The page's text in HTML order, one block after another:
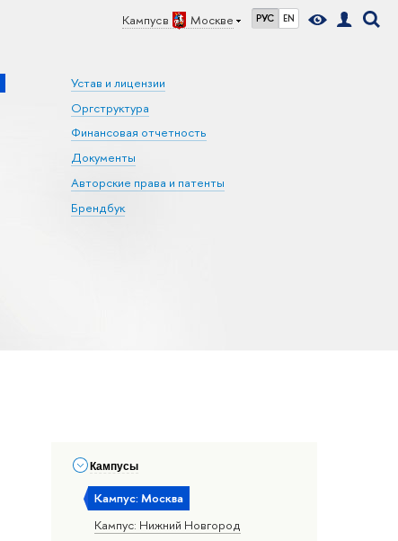
Кампус в Москве РУС EN
Устав и лицензии
Оргструктура
Финансовая отчетность
Документы
Авторские права и патенты
Брендбук
Кампусы
Кампус: Москва
Кампус: Нижний Новгород